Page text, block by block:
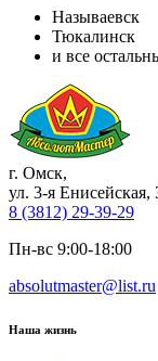
Называевск
Тюкалинск
и все
г. Омск,
ул. 3-я
8 (3812) 29-39-29
Пн-вс 9:00-18:00
absolutmaster@list.ru
Наша жизнь